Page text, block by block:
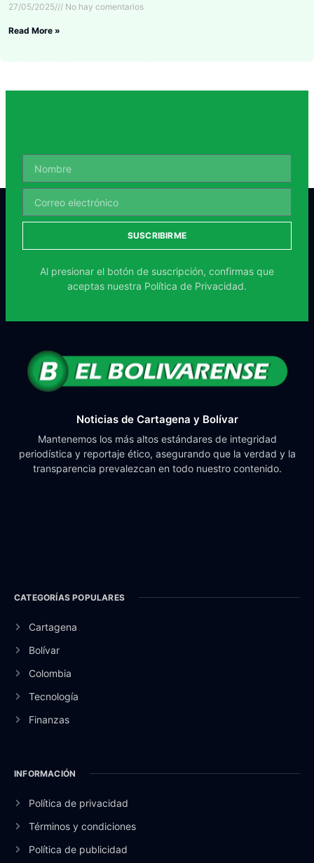
27/05/2025 No hay comentarios
Read More »
SUSCRIBIRME
Al presionar el botón de suscripción, confirmas que
aceptas nuestra Política de Privacidad.
Noticias de Cartagena y Bolívar
Mantenemos los más altos estándares de integridad
periodística y reportaje ético, asegurando que la verdad y la
transparencia prevalezcan en todo nuestro contenido.
CATEGORÍAS POPULARES
Cartagena
Bolívar
Colombia
Tecnología
Finanzas
INFORMACIÓN
Política de privacidad
Términos y condiciones
Política de publicidad